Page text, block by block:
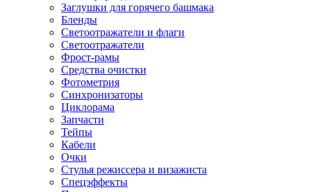
Заглушки для горячего башмака
Бленды
Светоотражатели и флаги
Светоотражатели
Фрост-рамы
Средства очистки
Фотометрия
Синхронизаторы
Циклорама
Запчасти
Тейпы
Кабели
Очки
Стулья режиссера и визажиста
Спецэффекты